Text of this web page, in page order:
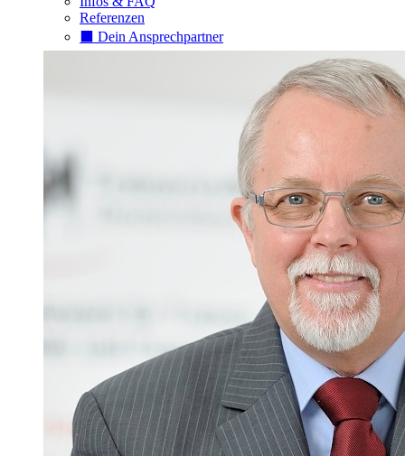
Referenzen
⬛️ Dein Ansprechpartner